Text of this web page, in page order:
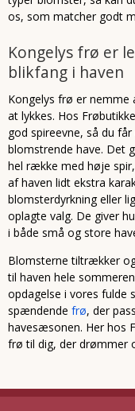
os, som matcher godt
Kongelys frø er
blikfang i haven
Kongelys frø er
at lykkes. Hos
god spireevne, så du
blomstrende have. Det
hel række med høje
af haven lidt ekstra
blomsterdyrkning eller
oplagte valg. De giver
i både små og store
Blomsterne tiltrækker
til haven hele
opdagelse i vores fulde
spændende frø, der
havesæsonen. Her hos
frø til dig, der drømmer